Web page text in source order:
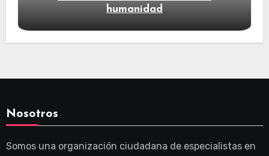
humanidad
Nosotros
Somos una organización ciudadana de especialistas en